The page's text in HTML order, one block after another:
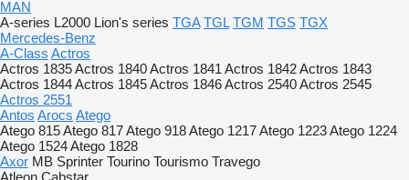
MAN
A-series L2000 Lion's series TGA TGL TGM TGS TGX
Mercedes-Benz
A-Class Actros
Actros 1835Actros 1840Actros 1841 Actros 1842Actros 1843
Actros 1844Actros 1845Actros 1846Actros 2540Actros 2545
Actros 2551
Antos Arocs Atego
Atego 815Atego 817Atego 918Atego 1217Atego 1223Atego 1224
Atego 1524Atego 1828
Axor MB Sprinter Tourino Tourismo Travego
Atleon Cabstar